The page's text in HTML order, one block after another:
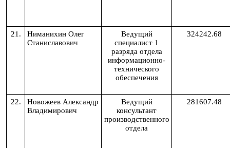
21.
Ниманихин Олег
Станиславович
Ведущий
специалист 1
разряда отдела
информационно-
технического
обеспечения
324242.68
22. Новожеев Александр
Владимирович
Ведущий
консультант
производственного
отдела
281607.48